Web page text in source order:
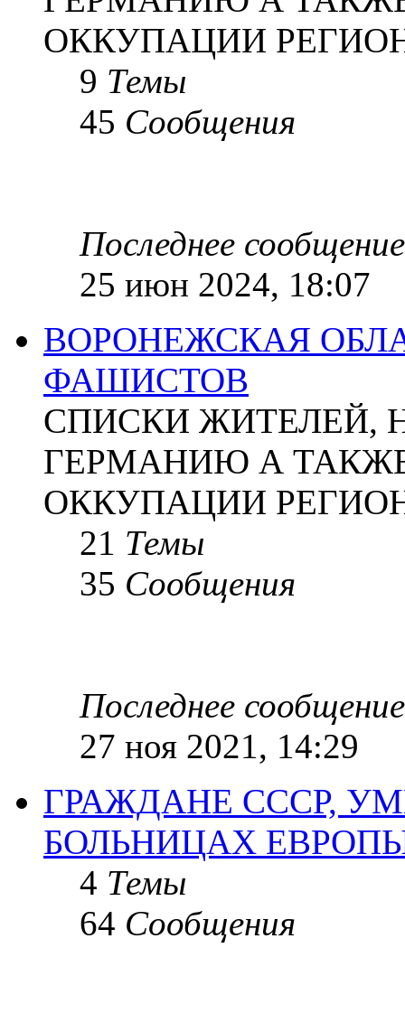
ОККУПАЦИИ
9 Темы
45 Сообщения
Последнее сообщение
25 июн 2024, 18:07
ВОРОНЕЖСКАЯ
ФАШИСТОВ
СПИСКИ ЖИТЕЛЕЙ,
ГЕРМАНИЮ А
ОККУПАЦИИ
21 Темы
35 Сообщения
Последнее сообщение
27 ноя 2021, 14:29
ГРАЖДАНЕ СССР,
БОЛЬНИЦАХ
4 Темы
64 Сообщения